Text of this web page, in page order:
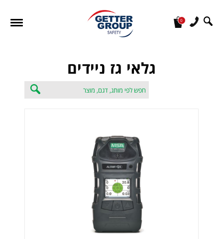
0
גלאי גז ניידים